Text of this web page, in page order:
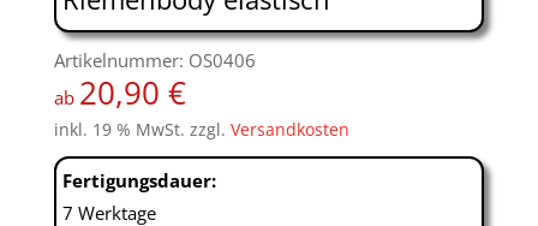
Artikelnummer: OS0406
ab 20,90 €
inkl. 19 % MwSt. zzgl. Versandkosten
Fertigungsdauer:
7 Werktage